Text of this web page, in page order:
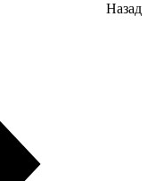
Назад